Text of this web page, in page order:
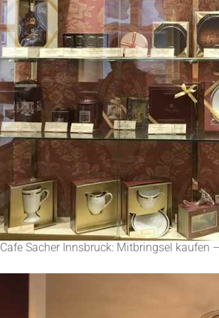
Cafe Sacher Innsbruck: Mitbringsel kaufen